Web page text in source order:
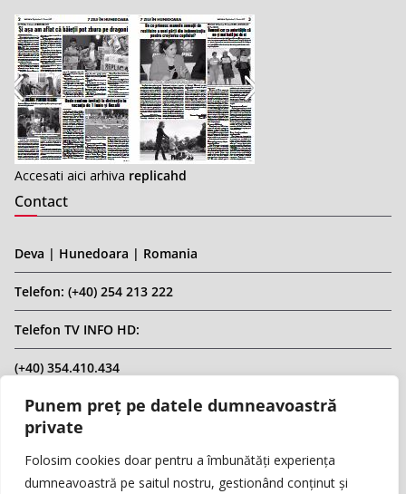
Punem preț pe datele dumneavoastră
private
Folosim cookies doar pentru a îmbunătăți experiența
dumneavoastră pe saitul nostru, gestionând conținut și
Accesati aici arhiva replicahd
Contact
Deva | Hunedoara | Romania
Telefon: (+40) 254 213 222
Telefon TV INFO HD:
(+40) 354.410.434
Email: infohd20@gmail.com
Website: www.replicahd.ro